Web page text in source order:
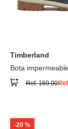
Timberland
Bota
Ref.169.00
-20 %